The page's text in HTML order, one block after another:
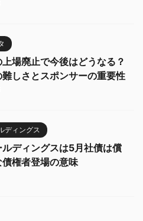
場廃止で今後はどうなる？
しさとスポンサーの重要性
ディングス
ディングスは5月社債は償
権者登場の意味